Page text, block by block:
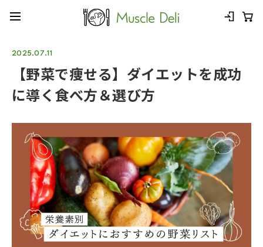
2025.07.11
【野菜で痩せる】ダイエットを成功
に導く食べ方＆選び方